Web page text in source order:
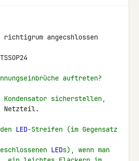
richtigrum angecshlossen
auftreten?
sicherstellen,
Netzteil.
LED-Streifen (im Gegensatz
LEDs), wenn man